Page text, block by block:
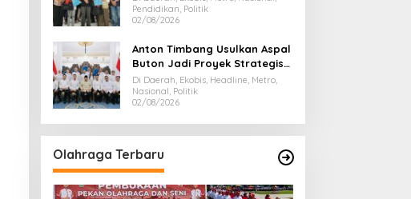
Pendidikan, Politik
02/08/2026
Anton Timbang Usulkan Aspal
Buton Jadi Proyek Strategis
Nasional
Di Daerah, Ekobis, Headline, Metro,
Nasional, Politik
02/08/2026
Olahraga Terbaru